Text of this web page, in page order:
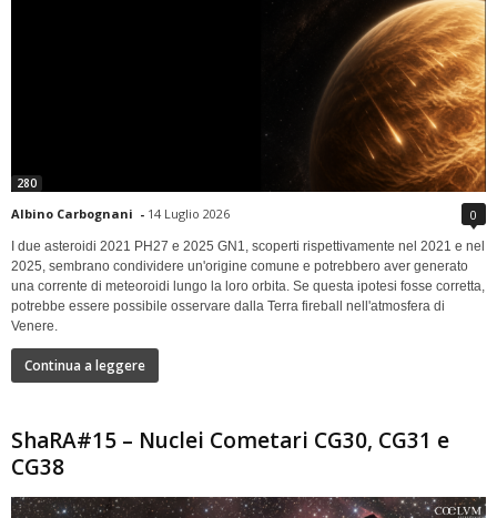
280
Albino Carbognani - 14 Luglio 2026 0
I due asteroidi 2021 PH27 e 2025 GN1, scoperti rispettivamente nel 2021 e nel
2025, sembrano condividere un'origine comune e potrebbero aver generato
una corrente di meteoroidi lungo la loro orbita. Se questa ipotesi fosse corretta,
potrebbe essere possibile osservare dalla Terra fireball nell'atmosfera di
Venere.
Continua a leggere
ShaRA#15 – Nuclei Cometari CG30, CG31 e
CG38